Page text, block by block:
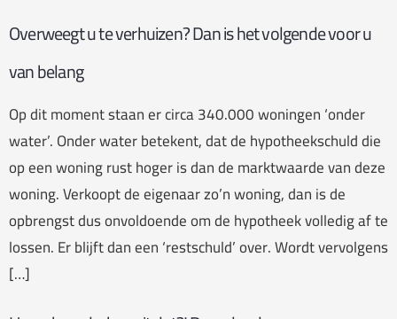
Overweegt u te verhuizen? Dan is het volgende voor u
van belang
Op dit moment staan er circa 340.000 woningen ‘onder
water’. Onder water betekent, dat de hypotheekschuld die
op een woning rust hoger is dan de marktwaarde van deze
woning. Verkoopt de eigenaar zo’n woning, dan is de
opbrengst dus onvoldoende om de hypotheek volledig af te
lossen. Er blijft dan een ‘restschuld’ over. Wordt vervolgens
[…]